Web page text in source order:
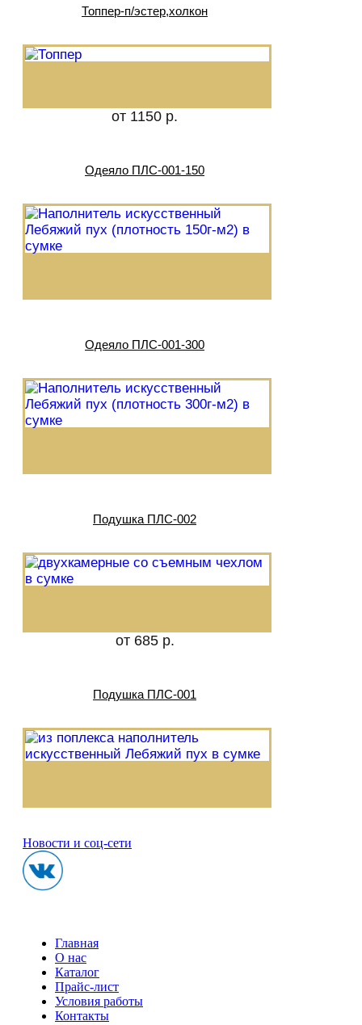
Топпер-п/эстер,холкон
от 1150 р.
Одеяло ПЛС-001-150
Одеяло ПЛС-001-300
Подушка ПЛС-002
от 685 р.
Подушка ПЛС-001
Новости и соц-сети
Главная
О нас
Каталог
Прайс-лист
Условия работы
Контакты